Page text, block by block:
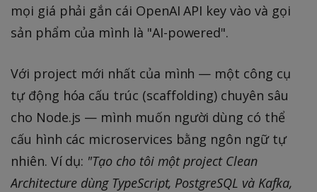
mọi giá phải gắn cái OpenAI API key vào và gọi
sản phẩm của mình là "AI-powered".
Với project mới nhất của mình — một công cụ
tự động hóa cấu trúc (scaffolding) chuyên sâu
cho Node.js — mình muốn người dùng có thể
cấu hình các microservices bằng ngôn ngữ tự
nhiên. Ví dụ: "Tạo cho tôi một project Clean
Architecture dùng TypeScript, PostgreSQL và Kafka,